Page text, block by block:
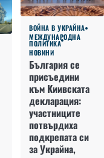
ВОЙНА В УКРАЙНА
МЕЖДУНАРОДНА
ПОЛИТИКА
НОВИНИ
България се
присъедини
към Киивската
декларация:
участниците
потвърдиха
подкрепата си
за Украйна,